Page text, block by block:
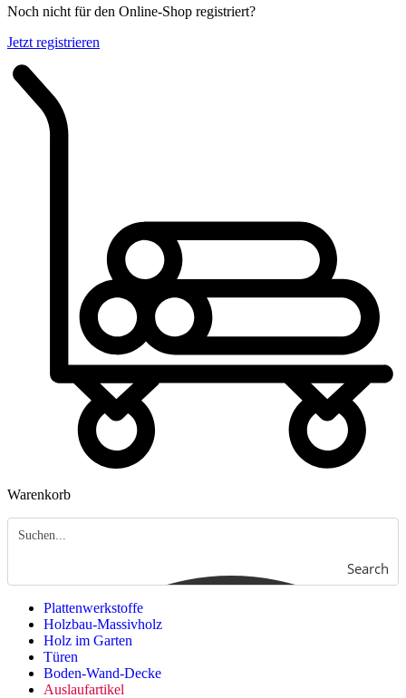
Noch nicht für den Online-Shop registriert?
Jetzt registrieren
Warenkorb
Search
Plattenwerkstoffe
Holzbau-Massivholz
Holz im Garten
Türen
Boden-Wand-Decke
Auslaufartikel